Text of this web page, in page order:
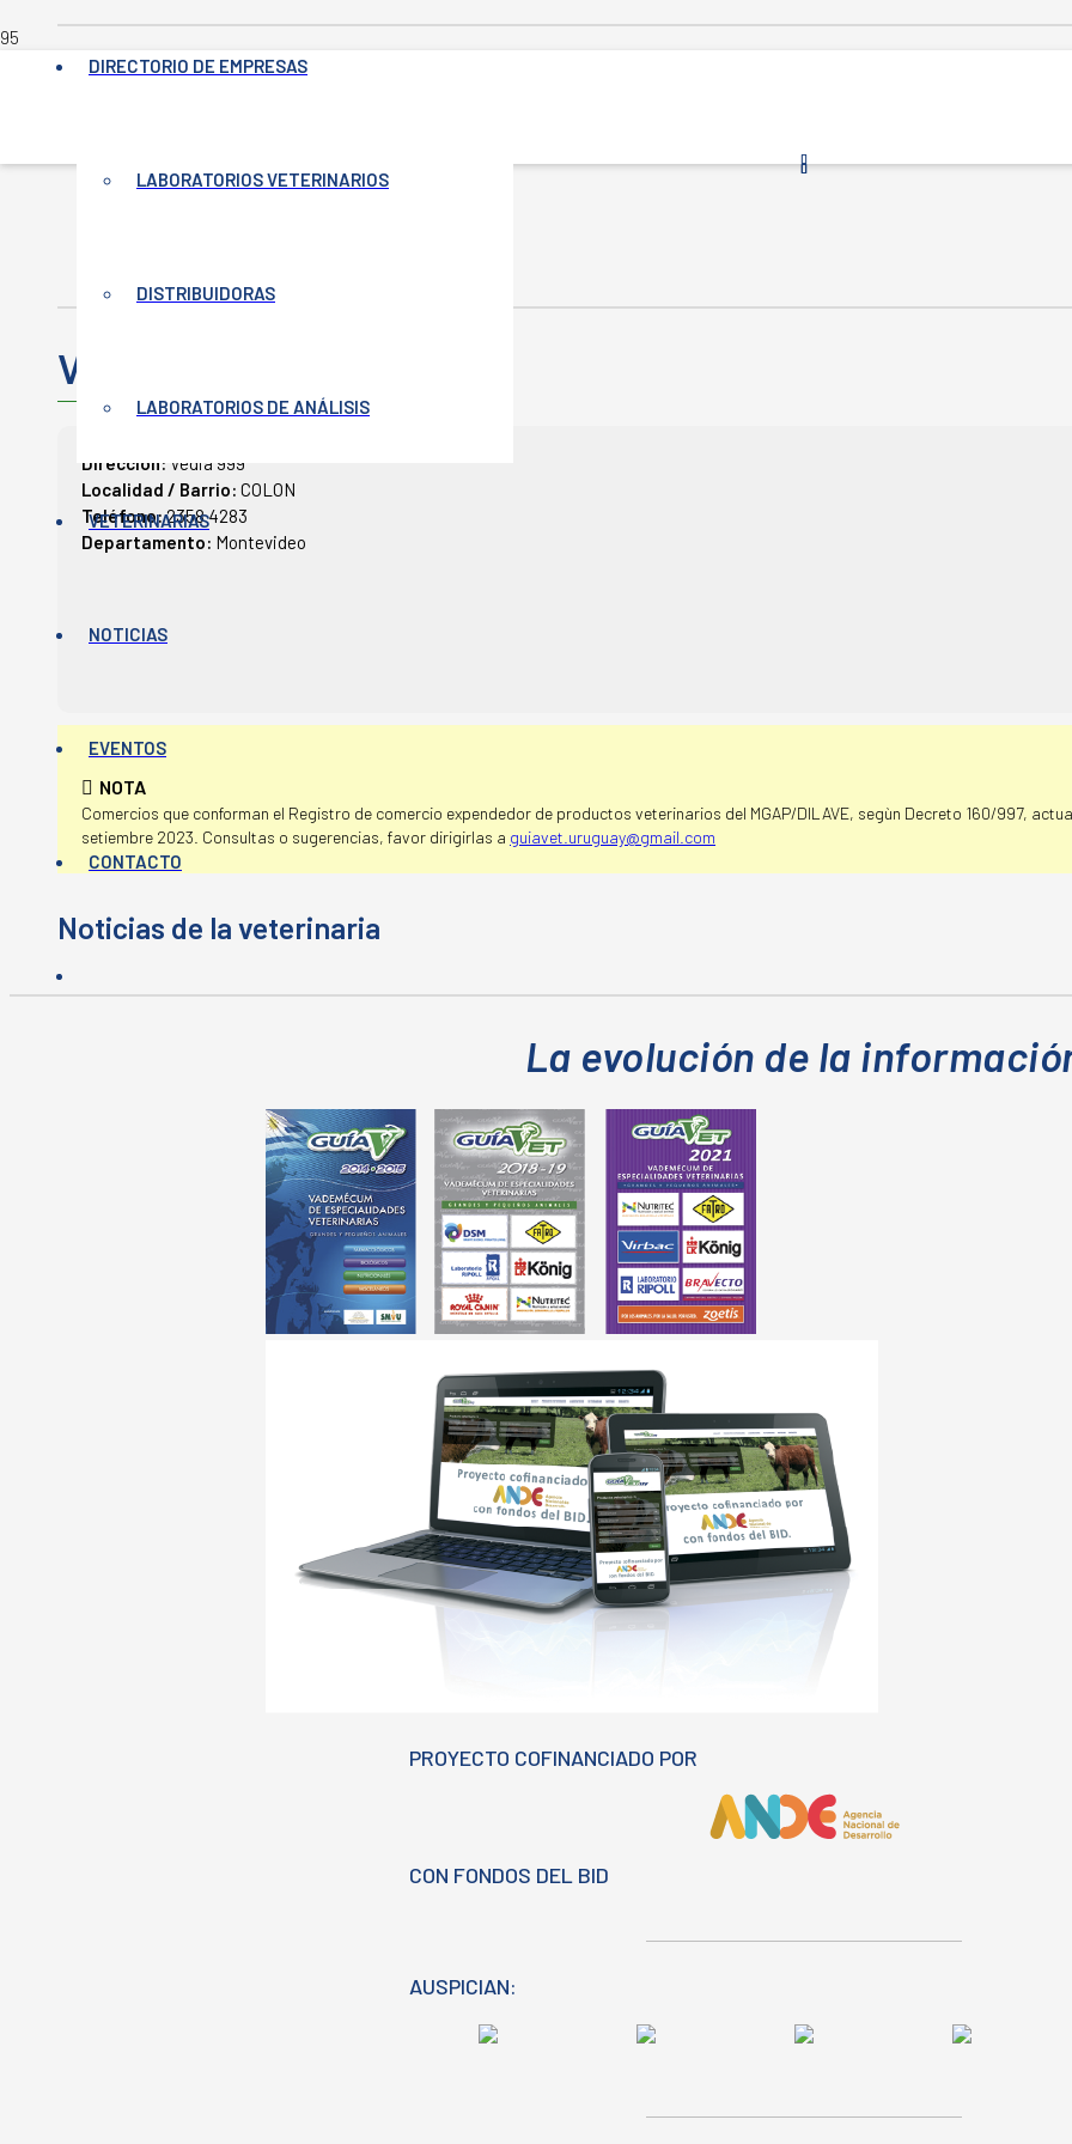
DIRECTORIO DE EMPRESAS
LABORATORIOS VETERINARIOS
DISTRIBUIDORAS
LABORATORIOS DE ANÁLISIS
VETERINARIAS
NOTICIAS
EVENTOS
CONTACTO
INICIO
Veterinaria SAN ROQUE
Dirección: Vedia 999
Localidad / Barrio: COLON
Teléfono:2358 4283
Departamento: Montevideo
NOTA
Comercios que conforman el Registro de comercio expendedor de productos veterinarios del MGAP/DILAVE, segùn Decreto 160/997,
setiembre 2023. Consultas o sugerencias, favor dirigirlas a guiavet.uruguay@gmail.com
La evolución de la
PROYECTO COFINANCIADO POR
CON FONDOS DEL BID
AUSPICIAN: